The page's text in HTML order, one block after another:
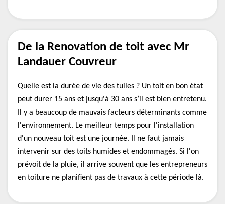
De la Renovation de toit avec Mr
Landauer Couvreur
Quelle est la durée de vie des tuiles ? Un toit en bon état
peut durer 15 ans et jusqu'à 30 ans s’il est bien entretenu.
Il y a beaucoup de mauvais facteurs déterminants comme
l'environnement. Le meilleur temps pour l'installation
d'un nouveau toit est une journée. Il ne faut jamais
intervenir sur des toits humides et endommagés. Si l'on
prévoit de la pluie, il arrive souvent que les entrepreneurs
en toiture ne planifient pas de travaux à cette période là.